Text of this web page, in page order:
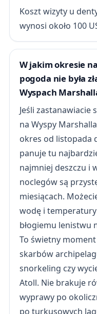
Koszt wizyty u
wynosi około 100
W jakim okresie
pogoda nie była
Wyspach
Jeśli zastanawiacie
na Wyspy
okres od listopada
panuje tu
najmniej deszczu i
noclegów są
miesiącach.
wodę i
błogiemu lenistwu
To świetny
skarbów
snorkeling czy
Atoll. Nie brakuje
wyprawy po
po turkusowych